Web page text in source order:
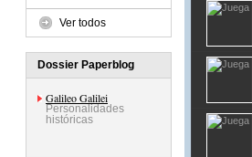
Ver todos
Dossier Paperblog
Galileo Galilei
Personalidades
históricas